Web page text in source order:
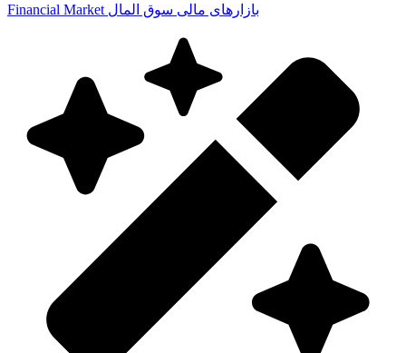
Financial Market بازارهای مالی سوق المال